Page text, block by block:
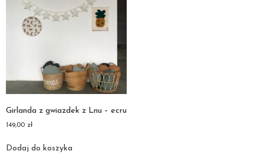
Girlanda z gwiazdek z Lnu – ecru
149,00 zł
Dodaj do koszyka